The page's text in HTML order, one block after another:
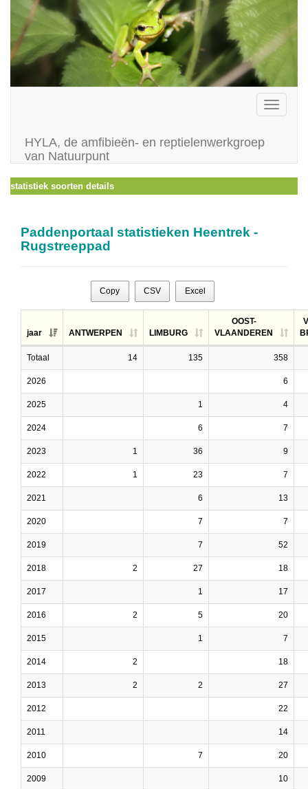
Toggle
HYLA, de amfibieën- en reptielenwerkgroep
van Natuurpunt
statistiek soorten details
Paddenportaal statistieken Heentrek -
Rugstreeppad
Copy CSV Excel
jaar ANTWERPEN LIMBURG
OOST-
VLAANDEREN
Totaal 14 135 358
2026 6
2025 1 4
2024 6 7
2023 1 36 9
2022 1 23 7
2021 6 13
2020 7 7
2019 7 52
2018 2 27 18
2017 1 17
2016 2 5 20
2015 1 7
2014 2 18
2013 2 2 27
2012 22
2011 14
2010 7 20
2009 10